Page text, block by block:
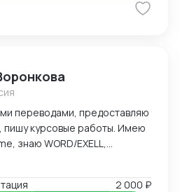
переводами, предоставляю
пишу курсовые работы. Имею
знаю WORD/EXELL,
таблицы. Рассматриваю
Ваши варианты.
2 000 ₽